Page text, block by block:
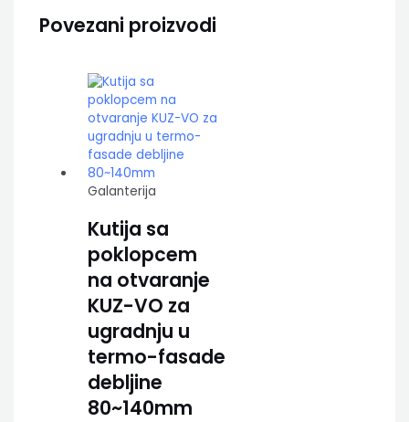
Povezani proizvodi
Galanterija
Kutija sa
poklopcem
na otvaranje
KUZ-VO za
ugradnju u
termo-fasade
debljine
80~140mm